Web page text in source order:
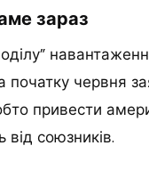
зараз
червня
привести
від союзників.